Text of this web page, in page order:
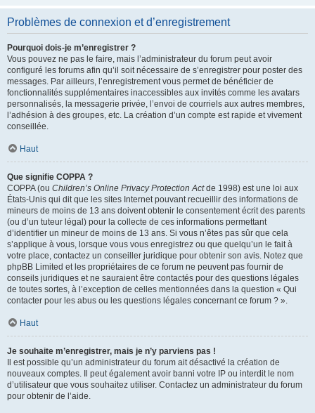
Problèmes de connexion et d’enregistrement
Pourquoi dois-je m’enregistrer ?
Vous pouvez ne pas le faire, mais l’administrateur du forum peut avoir
configuré les forums afin qu’il soit nécessaire de s’enregistrer pour poster des
messages. Par ailleurs, l’enregistrement vous permet de bénéficier de
fonctionnalités supplémentaires inaccessibles aux invités comme les avatars
personnalisés, la messagerie privée, l’envoi de courriels aux autres membres,
l’adhésion à des groupes, etc. La création d’un compte est rapide et vivement
conseillée.
Haut
Que signifie COPPA ?
COPPA (ou Children’s Online Privacy Protection Actde 1998) est une loi aux
États-Unis qui dit que les sites Internet pouvant recueillir des informations de
mineurs de moins de 13 ans doivent obtenir le consentement écrit des parents
(ou d’un tuteur légal) pour la collecte de ces informations permettant
d’identifier un mineur de moins de 13 ans. Si vous n’êtes pas sûr que cela
s’applique à vous, lorsque vous vous enregistrez ou que quelqu’un le fait à
votre place, contactez un conseiller juridique pour obtenir son avis. Notez que
phpBB Limited et les propriétaires de ce forum ne peuvent pas fournir de
conseils juridiques et ne sauraient être contactés pour des questions légales
de toutes sortes, à l’exception de celles mentionnées dans la question « Qui
contacter pour les abus ou les questions légales concernant ce forum ? ».
Haut
Je souhaite m’enregistrer, mais je n’y parviens pas !
Il est possible qu’un administrateur du forum ait désactivé la création de
nouveaux comptes. Il peut également avoir banni votre IP ou interdit le nom
d’utilisateur que vous souhaitez utiliser. Contactez un administrateur du forum
pour obtenir de l’aide.